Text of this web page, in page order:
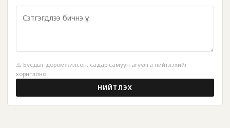
⚠️ Бусдыг доромжилсон, садар самуун агуулга нийтлэхийг
хориглоно
НИЙТЛЭХ